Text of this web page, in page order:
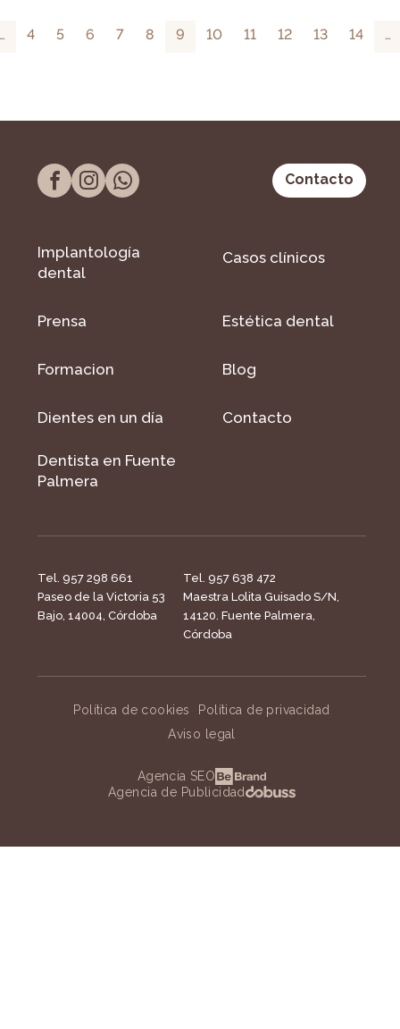
4 5 6 7 8 9 10 11 12 13 14 …
Contacto
Implantología
dental
Casos clínicos
Prensa Estética dental
Formacion Blog
Dientes en un día Contacto
Dentista en Fuente
Palmera
Tel. 957 298 661
Paseo de la Victoria 53
Bajo, 14004, Córdoba
Tel. 957 638 472
Maestra Lolita Guisado S/N,
14120. Fuente Palmera,
Córdoba
Política de cookies
Política de privacidad
Aviso legal
Agencia SEO
Agencia de Publicidad